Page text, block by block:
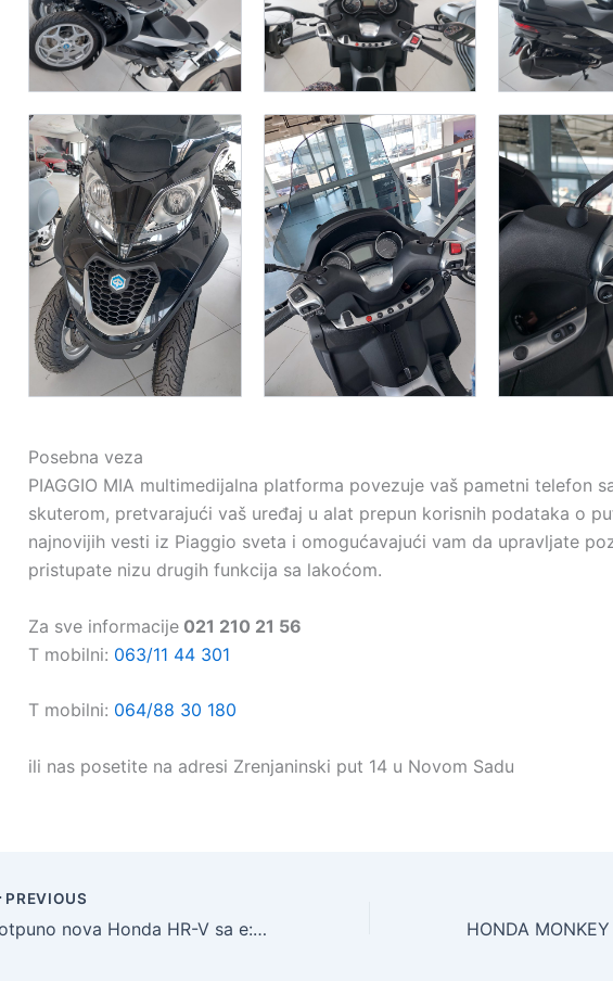
Posebna veza
PIAGGIO MIA multimedijalna platforma povezuje vaš pametni telefon
skuterom, pretvarajući vaš uređaj u alat prepun korisnih podataka o
najnovijih vesti iz Piaggio sveta i omogućavajući vam da upravljate
pristupate nizu drugih funkcija sa lakoćom.
Za sve informacije 021 210 21 56
T mobilni: 063/11 44 301
T mobilni: 064/88 30 180
ili nas posetite na adresi Zrenjaninski put 14 u Novom Sadu
PREVIOUS
Potpuno nova Honda HR-V sa e:HEV tehnologijom stigla u Novi Sad